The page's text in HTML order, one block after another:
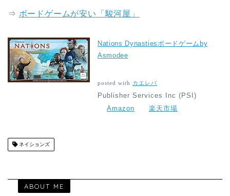
⇒ ボードゲームが安い「駿河屋」
Nations Dynastiesボードゲームby
Asmodee
posted with カエレバ
Publisher Services Inc (PSI)
Amazon
楽天市場
ネイションズ
ABOUT ME